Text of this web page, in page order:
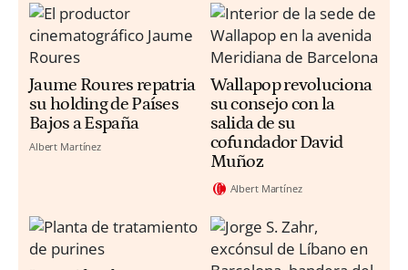
Jaume Roures repatria
su holding de Países
Bajos a España
Albert Martínez
Wallapop revoluciona
su consejo con la
salida de su
cofundador David
Muñoz
Albert Martínez